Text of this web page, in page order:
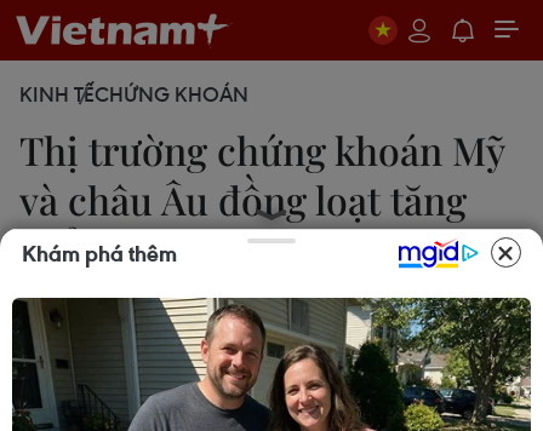
KINH TẾCHỨNG KHOÁN
Thị trường chứng khoán Mỹ
và châu Âu đồng loạt tăng
điểm
Vân Anh
14/08/2024 01:25
Khép phiên 13/8, chỉ số công nghiệp Dow Jones
Khám phá thêm